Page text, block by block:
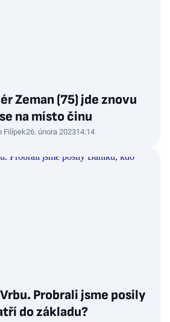
Zeman (75) jde znovu
na místo činu
Filípek26. února 202314:14
Probrali jsme posily
do základu?